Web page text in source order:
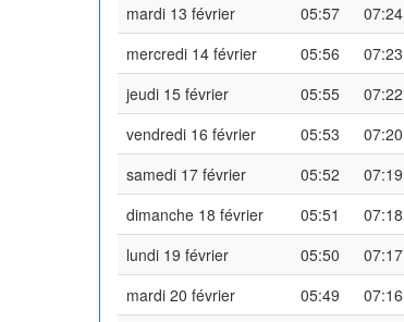
mardi 13 février
05:57 07:24
mercredi 14 février
05:56 07:23
jeudi 15 février
05:55 07:22
vendredi 16 février
05:53 07:20
samedi 17 février
05:52 07:19
dimanche 18 février
05:51 07:18
lundi 19 février
05:50 07:17
mardi 20 février
05:49 07:16